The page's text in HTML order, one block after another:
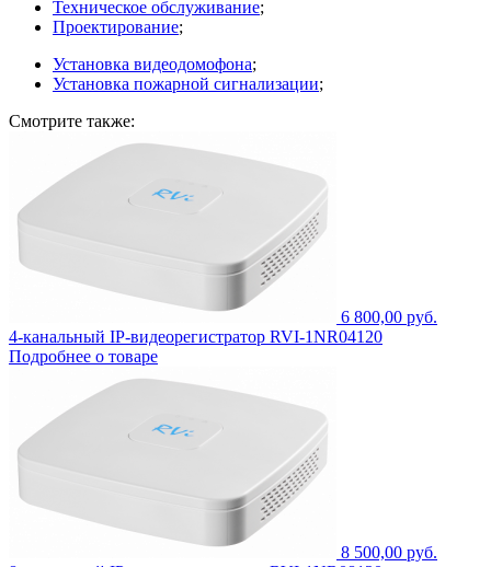
Техническое обслуживание;
Проектирование;
Установка видеодомофона;
Установка пожарной сигнализации;
Смотрите также:
6 800,00 руб.
4-канальный IP-видеорегистратор RVI-1NR04120
Подробнее о товаре
8 500,00 руб.